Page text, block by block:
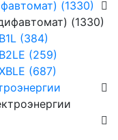
(1330)
(1330)
(384)
(259)
(687)